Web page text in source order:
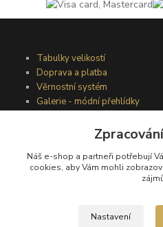
Tabulky velikostí
Doprava a platba
Věrnostní systém
Galerie - módní přehlídky
Podmínky užití webového
Obchodní podmínky
Náš e-shop a partneři potřebují
cookies, aby Vám mohli
Nastavení